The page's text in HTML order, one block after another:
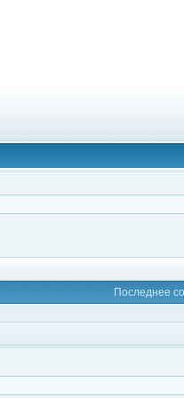
Последнее